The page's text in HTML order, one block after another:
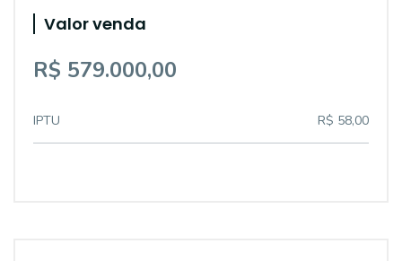
Valor venda
R$ 579.000,00
IPTU R$ 58,00